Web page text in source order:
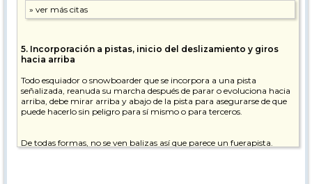
5. Incorporación a pistas, inicio del deslizamiento y giros
hacia arriba
Todo esquiador o snowboarder que se incorpora a una pista
señalizada, reanuda su marcha después de parar o evoluciona hacia
arriba, debe mirar arriba y abajo de la pista para asegurarse de que
puede hacerlo sin peligro para sí mismo o para terceros.
De todas formas, no se ven balizas así que parece un fuerapista.